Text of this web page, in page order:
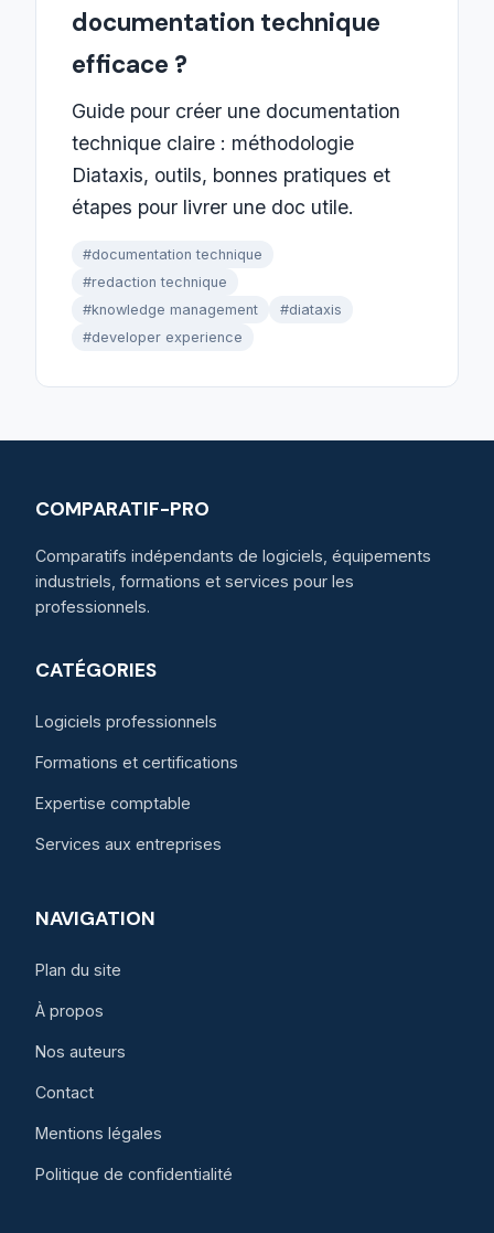
documentation technique
efficace ?
Guide pour créer une documentation
technique claire : méthodologie
Diataxis, outils, bonnes pratiques et
étapes pour livrer une doc utile.
#documentation technique
#redaction technique
#knowledge management
#diataxis
#developer experience
COMPARATIF-PRO
Comparatifs indépendants de logiciels, équipements
industriels, formations et services pour les
professionnels.
CATÉGORIES
Logiciels professionnels
Formations et certifications
Expertise comptable
Services aux entreprises
NAVIGATION
Plan du site
À propos
Nos auteurs
Contact
Mentions légales
Politique de confidentialité